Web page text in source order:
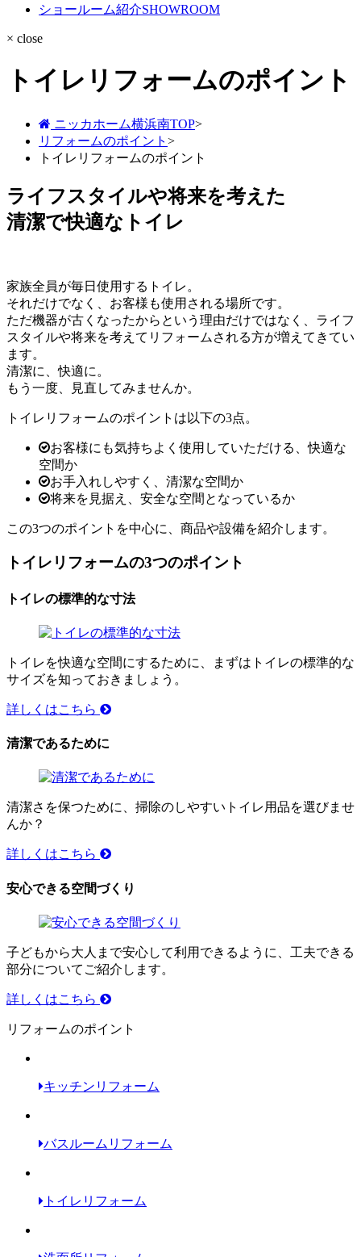
ショールーム紹介SHOWROOM
× close
トイレリフォームのポイント
ニッカホーム横浜南TOP>
リフォームのポイント >
トイレリフォームのポイント
ライフスタイルや将来を考えた
清潔で快適なトイレ
家族全員が毎日使用するトイレ。
それだけでなく、お客様も使用される場所です。
ただ機器が古くなったからという理由だけではなく、ライフ
スタイルや将来を考えてリフォームされる方が増えてきてい
ます。
清潔に、快適に。
もう一度、見直してみませんか。
トイレリフォームのポイントは以下の3点。
お客様にも気持ちよく使用していただける、快適な
空間か
お手入れしやすく、清潔な空間か
将来を見据え、安全な空間となっているか
この3つのポイントを中心に、商品や設備を紹介します。
トイレリフォームの3つのポイント
トイレの標準的な寸法
トイレを快適な空間にするために、まずはトイレの標準的な
サイズを知っておきましょう。
詳しくはこちら
清潔であるために
清潔さを保つために、掃除のしやすいトイレ用品を選びませ
んか？
詳しくはこちら
安心できる空間づくり
子どもから大人まで安心して利用できるように、工夫できる
部分についてご紹介します。
詳しくはこちら
リフォームのポイント
キッチンリフォーム
バスルームリフォーム
トイレリフォーム